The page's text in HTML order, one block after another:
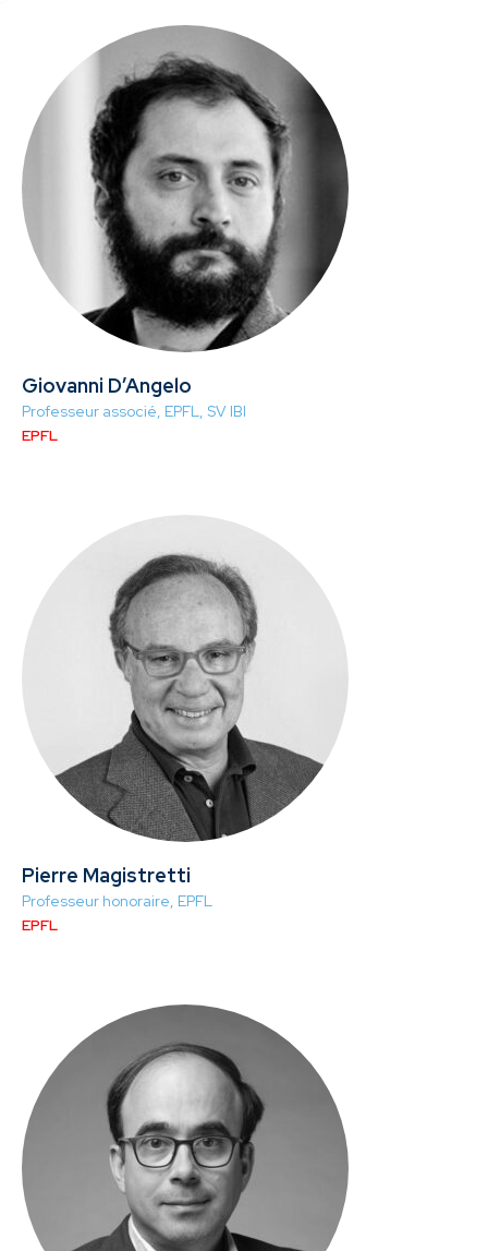
Giovanni D’Angelo
Professeur associé, EPFL, SV IBI
EPFL
Pierre Magistretti
Professeur honoraire, EPFL
EPFL